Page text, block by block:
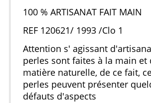
100 % ARTISANAT FAIT MAIN
REF 120621/ 1993 /Clo 1
Attention s' agissant
perles sont faites à la main et
matière naturelle, de ce fait,
perles peuvent présenter
défauts d'aspects